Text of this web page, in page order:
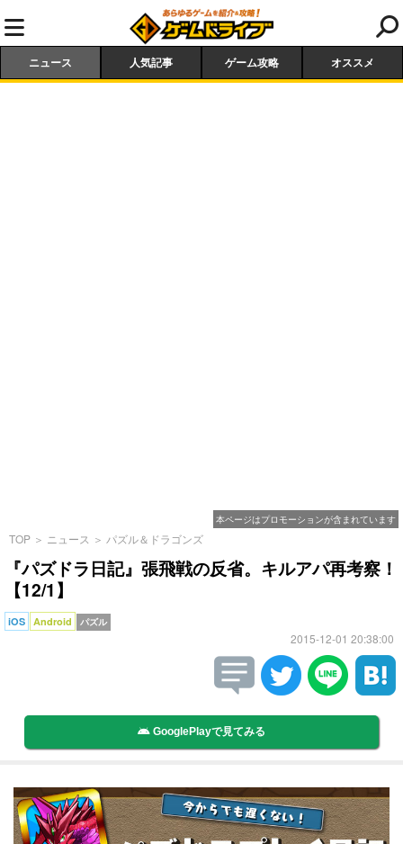
ニュース 人気記事 ゲーム攻略 オススメ
本ページはプロモーションが含まれています
TOP ＞ ニュース ＞ パズル＆ドラゴンズ
『パズドラ日記』張飛戦の反省。キルアパ再考察！
【12/1】
iOS Android パズル
2015-12-01 20:38:00
GooglePlayで見てみる